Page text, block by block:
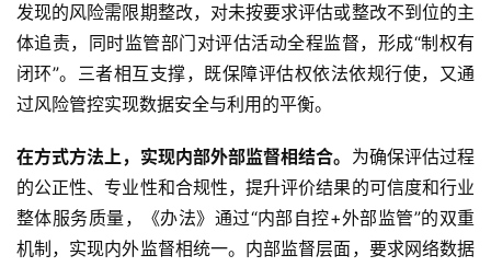
发现的风险需限期整改，对未按要求评估或整改不到位的主
体追责，同时监管部门对评估活动全程监督，形成“制权有
闭环”。三者相互支撑，既保障评估权依法依规行使，又通
过风险管控实现数据安全与利用的平衡。
在方式方法上，实现内部外部监督相结合。 为确保评估过程
的公正性、专业性和合规性，提升评价结果的可信度和行业
整体服务质量，《办法》通过“内部自控+外部监管”的双重
机制，实现内外监督相统一。内部监督层面，要求网络数据